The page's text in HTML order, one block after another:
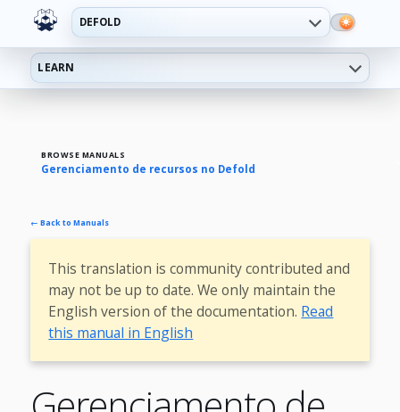
DEFOLD
LEARN
BROWSE MANUALS
Gerenciamento de recursos no Defold
← Back to Manuals
This translation is community contributed and
may not be up to date. We only maintain the
English version of the documentation. Read
this manual in English